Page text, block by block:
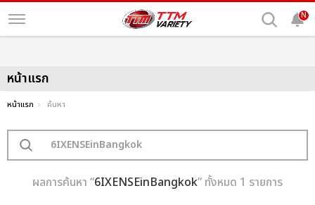
N
หน้าแรก
หน้าแรก ค้นหา
ผลการค้นหา “6IXENSEinBangkok” ทั้งหมด 1 รายการ